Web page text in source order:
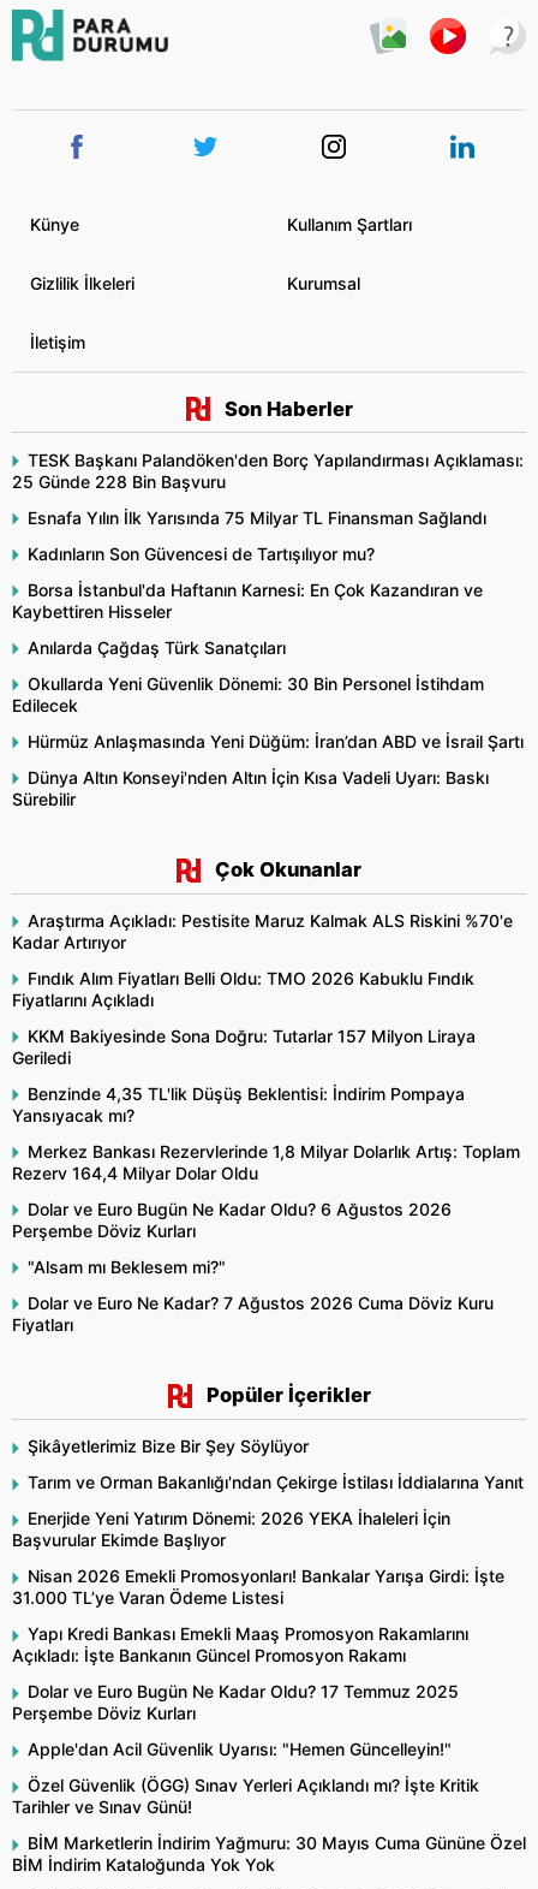
Künye Kullanım Şartları
Gizlilik İlkeleri Kurumsal
İletişim
Son Haberler
TESK Başkanı Palandöken'den Borç Yapılandırması Açıklaması:
25 Günde 228 Bin Başvuru
Esnafa Yılın İlk Yarısında 75 Milyar TL Finansman Sağlandı
Kadınların Son Güvencesi de Tartışılıyor mu?
Borsa İstanbul'da Haftanın Karnesi: En Çok Kazandıran ve
Kaybettiren Hisseler
Anılarda Çağdaş Türk Sanatçıları
Okullarda Yeni Güvenlik Dönemi: 30 Bin Personel İstihdam
Edilecek
Hürmüz Anlaşmasında Yeni Düğüm: İran’dan ABD ve İsrail Şartı
Dünya Altın Konseyi'nden Altın İçin Kısa Vadeli Uyarı: Baskı
Sürebilir
Çok Okunanlar
Araştırma Açıkladı: Pestisite Maruz Kalmak ALS Riskini %70'e
Kadar Artırıyor
Fındık Alım Fiyatları Belli Oldu: TMO 2026 Kabuklu Fındık
Fiyatlarını Açıkladı
KKM Bakiyesinde Sona Doğru: Tutarlar 157 Milyon Liraya
Geriledi
Benzinde 4,35 TL'lik Düşüş Beklentisi: İndirim Pompaya
Yansıyacak mı?
Merkez Bankası Rezervlerinde 1,8 Milyar Dolarlık Artış: Toplam
Rezerv 164,4 Milyar Dolar Oldu
Dolar ve Euro Bugün Ne Kadar Oldu? 6 Ağustos 2026
Perşembe Döviz Kurları
"Alsam mı Beklesem mi?"
Dolar ve Euro Ne Kadar? 7 Ağustos 2026 Cuma Döviz Kuru
Fiyatları
Popüler İçerikler
Şikâyetlerimiz Bize Bir Şey Söylüyor
Tarım ve Orman Bakanlığı'ndan Çekirge İstilası İddialarına Yanıt
Enerjide Yeni Yatırım Dönemi: 2026 YEKA İhaleleri İçin
Başvurular Ekimde Başlıyor
Nisan 2026 Emekli Promosyonları! Bankalar Yarışa Girdi: İşte
31.000 TL’ye Varan Ödeme Listesi
Yapı Kredi Bankası Emekli Maaş Promosyon Rakamlarını
Açıkladı: İşte Bankanın Güncel Promosyon Rakamı
Dolar ve Euro Bugün Ne Kadar Oldu? 17 Temmuz 2025
Perşembe Döviz Kurları
Apple'dan Acil Güvenlik Uyarısı: "Hemen Güncelleyin!"
Özel Güvenlik (ÖGG) Sınav Yerleri Açıklandı mı? İşte Kritik
Tarihler ve Sınav Günü!
BİM Marketlerin İndirim Yağmuru: 30 Mayıs Cuma Gününe Özel
BİM İndirim Kataloğunda Yok Yok